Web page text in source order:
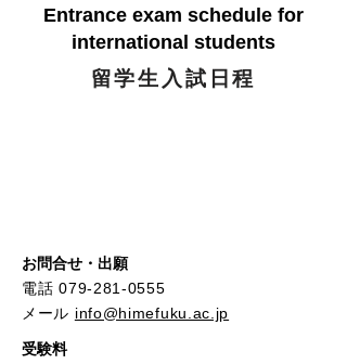
Entrance exam schedule for
international students
留学生入試日程
​お問合せ・出願
電話079-281-0555
メール info@himefuku.ac.jp
受験料